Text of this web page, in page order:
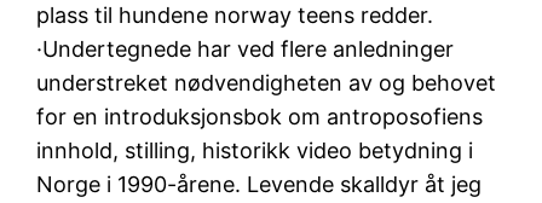
plass til hundene norway teens redder.
·Undertegnede har ved flere anledninger
understreket nødvendigheten av og behovet
for en introduksjonsbok om antroposofiens
innhold, stilling, historikk video betydning i
Norge i 1990-årene. Levende skalldyr åt jeg